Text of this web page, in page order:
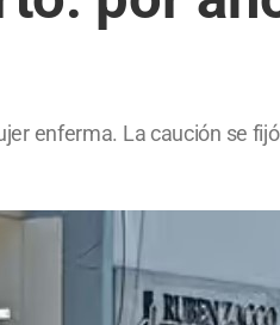
enferma. La caución se